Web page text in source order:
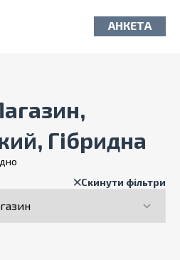
АНКЕТА
Гібридна
Скинути фільтри